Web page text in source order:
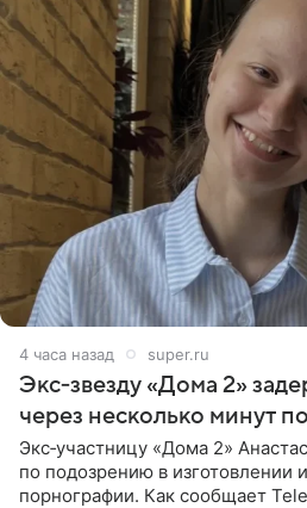
4 часа назад super.ru
Экс‑звезду «Дома 2»
через несколько минут
Экс‑участницу «Дома 2»
по подозрению в изготовлении
порнографии. Как сообщает